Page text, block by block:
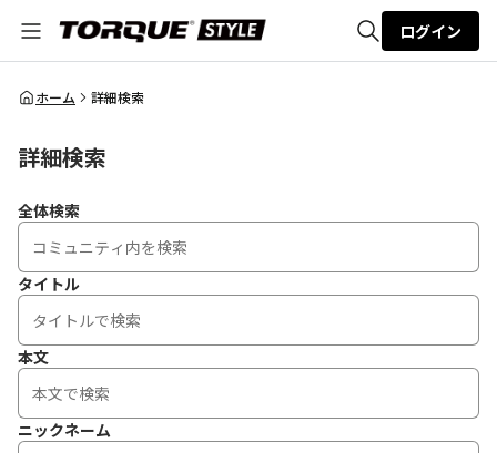
全体検索
ログイン
ホーム 詳細検索
詳細検索
全体検索
タイトル
本文
ニックネーム